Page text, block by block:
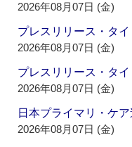
2026年08月07日 (金)
プレスリリース・タ
2026年08月07日 (金)
プレスリリース・タ
2026年08月07日 (金)
日本プライマリ・ケ
2026年08月07日 (金)